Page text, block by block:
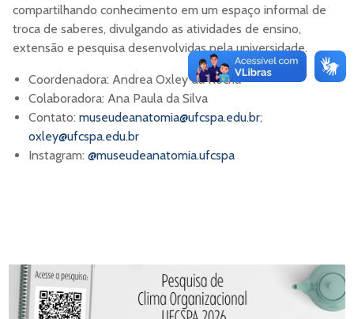
compartilhando conhecimento em um espaço informal de
troca de saberes, divulgando as atividades de ensino,
extensão e pesquisa desenvolvidas pela universidade.
Coordenadora: Andrea Oxley da Rocha
Colaboradora: Ana Paula da Silva
Contato: museudeanatomia@ufcspa.edu.br;
oxley@ufcspa.edu.br
Instagram: @museudeanatomia.ufcspa